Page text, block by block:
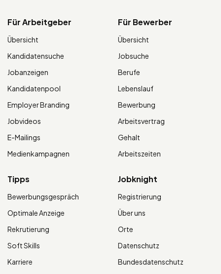
Für Arbeitgeber
Übersicht
Kandidatensuche
Jobanzeigen
Kandidatenpool
Employer Branding
Jobvideos
E-Mailings
Medienkampagnen
Für Bewerber
Übersicht
Jobsuche
Berufe
Lebenslauf
Bewerbung
Arbeitsvertrag
Gehalt
Arbeitszeiten
Tipps
Bewerbungsgespräch
Optimale Anzeige
Rekrutierung
Soft Skills
Karriere
Jobknight
Registrierung
Über uns
Orte
Datenschutz
Bundesdatenschutz